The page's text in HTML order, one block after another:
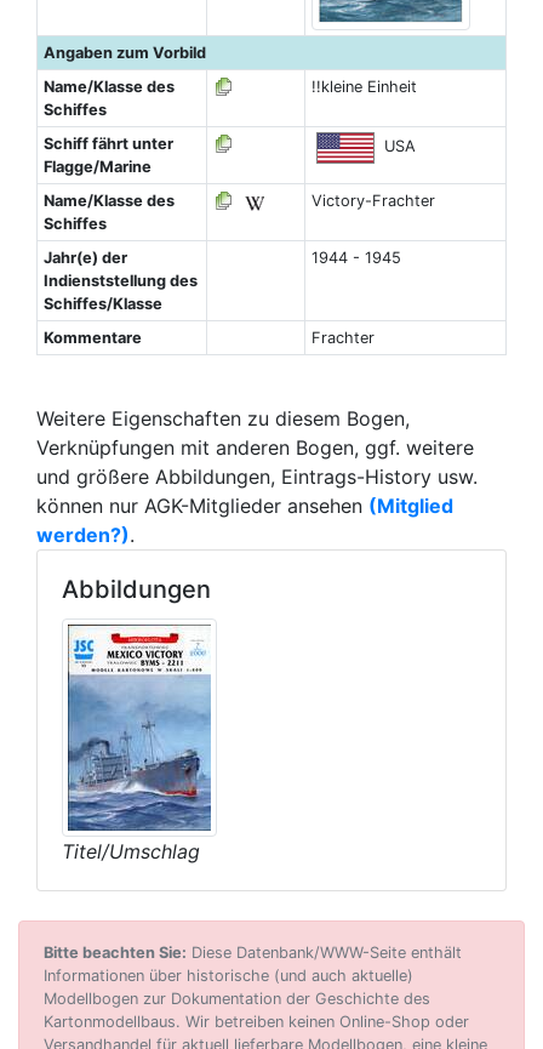
Angaben zum Vorbild
Name/Klasse des
Schiffes
!!kleine Einheit
Schiff fährt unter
Flagge/Marine
USA
Name/Klasse des
Schiffes
Victory-Frachter
Jahr(e) der
Indienststellung des
Schiffes/Klasse
1944 - 1945
Kommentare Frachter
Weitere Eigenschaften zu diesem Bogen,
Verknüpfungen mit anderen Bogen, ggf. weitere
und größere Abbildungen, Eintrags-History usw.
können nur AGK-Mitglieder ansehen (Mitglied
werden?).
Abbildungen
Titel/Umschlag
Bitte beachten Sie: Diese Datenbank/WWW-Seite enthält
Informationen über historische (und auch aktuelle)
Modellbogen zur Dokumentation der Geschichte des
Kartonmodellbaus. Wir betreiben keinen Online-Shop oder
Versandhandel für aktuell lieferbare Modellbogen, eine kleine